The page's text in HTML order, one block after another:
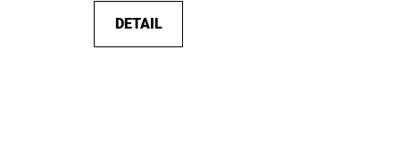
DETAIL